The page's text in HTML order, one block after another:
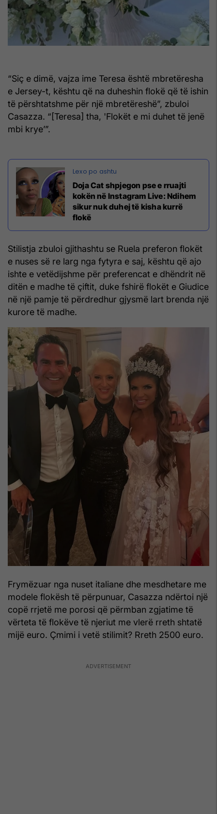
“Siç e dimë, vajza ime Teresa është mbretëresha
e Jersey-t, kështu që na duheshin flokë që të ishin
të përshtatshme për një mbretëreshë”, zbuloi
Casazza. “[Teresa] tha, 'Flokët e mi duhet të jenë
mbi krye’”.
Doja Cat shpjegon pse e rruajti
kokën në Instagram Live: Ndihem
sikur nuk duhej të kisha kurrë
flokë
Stilistja zbuloi gjithashtu se Ruela preferon flokët
e nuses së re larg nga fytyra e saj, kështu që ajo
ishte e vetëdijshme për preferencat e dhëndrit në
ditën e madhe të çiftit, duke fshirë flokët e Giudice
në një pamje të përdredhur gjysmë lart brenda një
kurore të madhe.
Frymëzuar nga nuset italiane dhe mesdhetare me
modele flokësh të përpunuar, Casazza ndërtoi një
copë rrjetë me porosi që përmban zgjatime të
vërteta të flokëve të njeriut me vlerë rreth shtatë
mijë euro. Çmimi i vetë stilimit? Rreth 2500 euro.